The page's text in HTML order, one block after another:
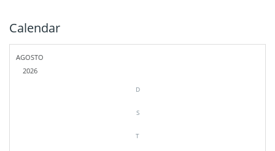
Calendar
AGOSTO
2026
D
S
T